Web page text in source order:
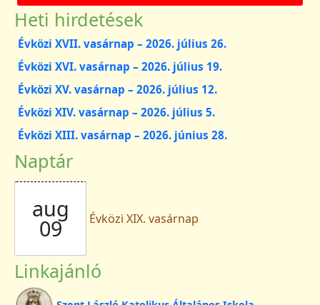
Heti hirdetések
Évközi XVII. vasárnap – 2026. július 26.
Évközi XVI. vasárnap – 2026. július 19.
Évközi XV. vasárnap – 2026. július 12.
Évközi XIV. vasárnap – 2026. július 5.
Évközi XIII. vasárnap – 2026. június 28.
Naptár
aug
09 Évközi XIX. vasárnap
Linkajánló